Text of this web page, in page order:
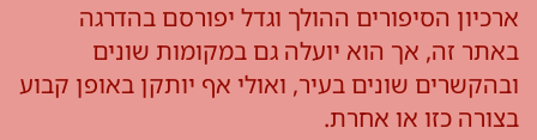
ארכיון הסיפורים ההולך וגדל יפורסם בהדרגה
באתר זה, אך הוא יועלה גם במקומות שונים
ובהקשרים שונים בעיר, ואולי אף יותקן באופן קבוע
בצורה כזו או אחרת.